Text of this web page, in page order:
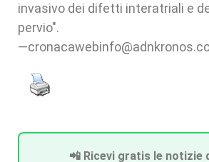
invasivo dei difetti interatriali e
pervio".
📲 Ricevi gratis le notizie